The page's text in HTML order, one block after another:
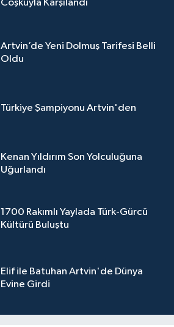
Coşkuyla Karşılandı
Artvin’de Yeni Dolmuş Tarifesi Belli
Oldu
Türkiye Şampiyonu Artvin'den
Kenan Yıldırım Son Yolculuğuna
Uğurlandı
1700 Rakımlı Yaylada Türk-Gürcü
Kültürü Buluştu
Elif ile Batuhan Artvin'de Dünya
Evine Girdi